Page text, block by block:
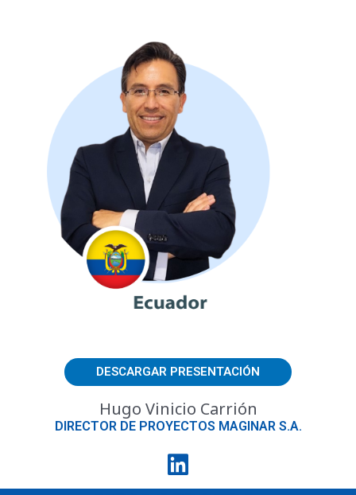
DESCARGAR PRESENTACIÓN
Hugo Vinicio Carrión
DIRECTOR DE PROYECTOS MAGINAR S.A.